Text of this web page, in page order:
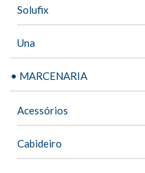
Solufix
Una
• MARCENARIA
Acessórios
Cabideiro